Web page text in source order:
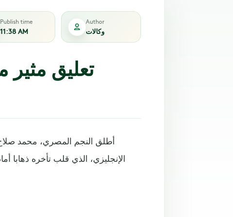
Publish time
11:38 AM
Author
وكالات
تعليق مثير
أطلق النجم المصري، محمد صلاح،
الإنجليزي، الذي قلب تأخره ذهابا